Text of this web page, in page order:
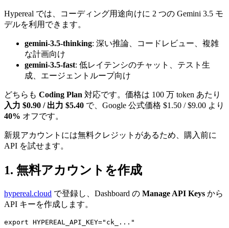
Hypereal では、コーディング用途向けに 2 つの Gemini 3.5 モ
デルを利用できます。
gemini-3.5-thinking: 深い推論、コードレビュー、複雑
な計画向け
gemini-3.5-fast: 低レイテンシのチャット、テスト生
成、エージェントループ向け
どちらも Coding Plan 対応です。価格は 100 万 token あたり
入力 $0.90 / 出力 $5.40 で、Google 公式価格 $1.50 / $9.00 より
40% オフです。
新規アカウントには無料クレジットがあるため、購入前に
API を試せます。
1. 無料アカウントを作成
hypereal.cloud で登録し、Dashboard の Manage API Keys から
API キーを作成します。